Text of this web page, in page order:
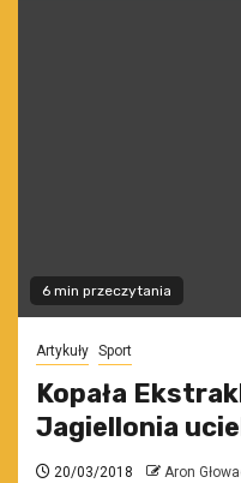
6 min przeczytania
Artykuły Sport
Kopała
Jagiellonia
20/03/2018 Aron